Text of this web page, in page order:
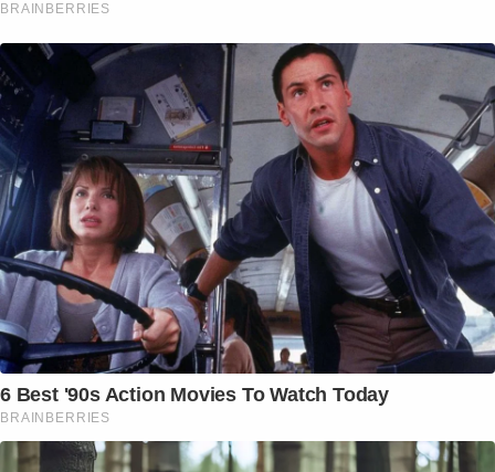
BRAINBERRIES
6 Best '90s Action Movies To Watch Today
BRAINBERRIES